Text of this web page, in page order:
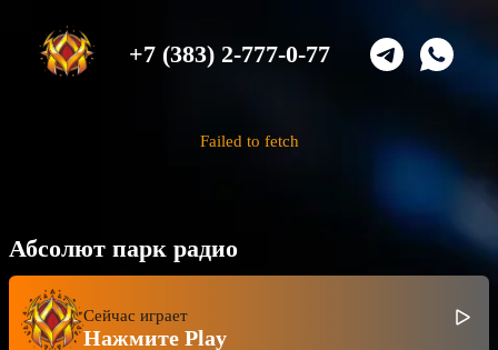
+7 (383) 2-777-0-77
Failed to fetch
Абсолют парк радио
Сейчас играет
Нажмите Play